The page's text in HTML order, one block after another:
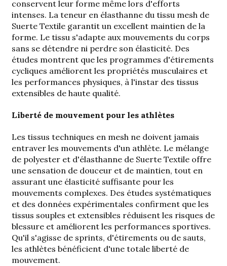
conservent leur forme même lors d'efforts
intenses. La teneur en élasthanne du tissu mesh de
Suerte Textile garantit un excellent maintien de la
forme. Le tissu s'adapte aux mouvements du corps
sans se détendre ni perdre son élasticité. Des
études montrent que les programmes d'étirements
cycliques améliorent les propriétés musculaires et
les performances physiques, à l'instar des tissus
extensibles de haute qualité.
Liberté de mouvement pour les athlètes
Les tissus techniques en mesh ne doivent jamais
entraver les mouvements d'un athlète. Le mélange
de polyester et d'élasthanne de Suerte Textile offre
une sensation de douceur et de maintien, tout en
assurant une élasticité suffisante pour les
mouvements complexes. Des études systématiques
et des données expérimentales confirment que les
tissus souples et extensibles réduisent les risques de
blessure et améliorent les performances sportives.
Qu'il s'agisse de sprints, d'étirements ou de sauts,
les athlètes bénéficient d'une totale liberté de
mouvement.